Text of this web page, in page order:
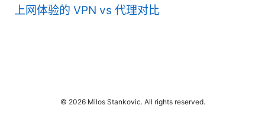
上网体验的 VPN vs 代理对比
© 2026 Milos Stankovic. All rights reserved.